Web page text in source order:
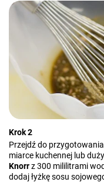
Krok 2
Przejdź do
miarce kuchennej lub
Knorrz 300 mililitrami
dodaj łyżkę sosu